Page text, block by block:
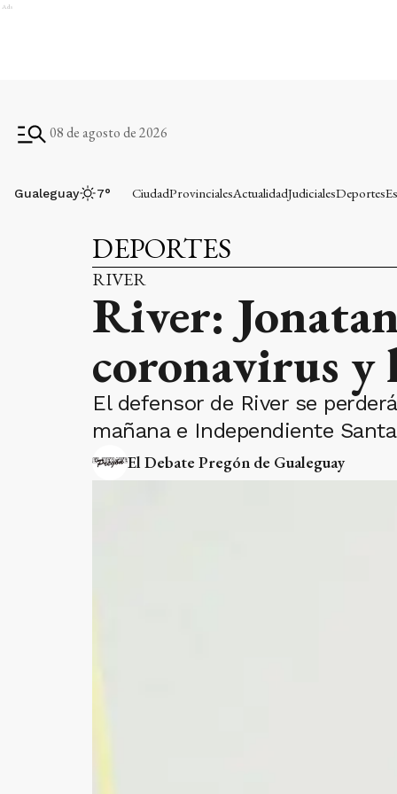
Ads
08 de agosto de 2026
Gualeguay 7° CiudadProvincialesActualidadJudicialesDeportes
DEPORTES
RIVER
River:
coronavirus y
El defensor de River se
mañana e Independiente
El Debate Pregón de Gualeguay